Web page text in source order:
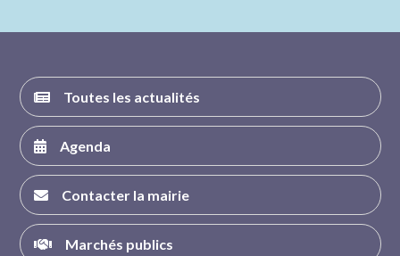
Toutes les actualités
Agenda
Contacter la mairie
Marchés publics